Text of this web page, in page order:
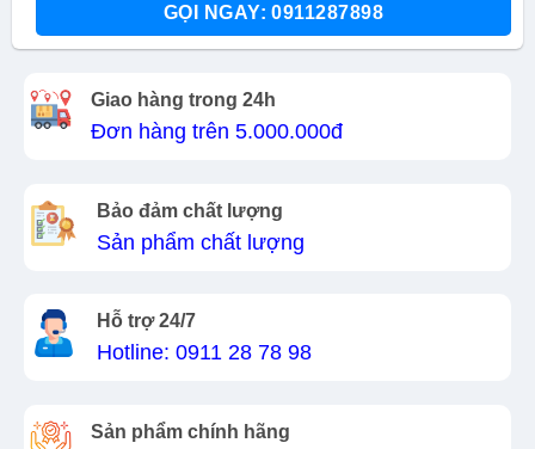
GỌI NGAY: 0911287898
Giao hàng trong 24h
Đơn hàng trên 5.000.000đ
Bảo đảm chất lượng
Sản phẩm chất lượng
Hỗ trợ 24/7
Hotline: 0911 28 78 98
Sản phẩm chính hãng